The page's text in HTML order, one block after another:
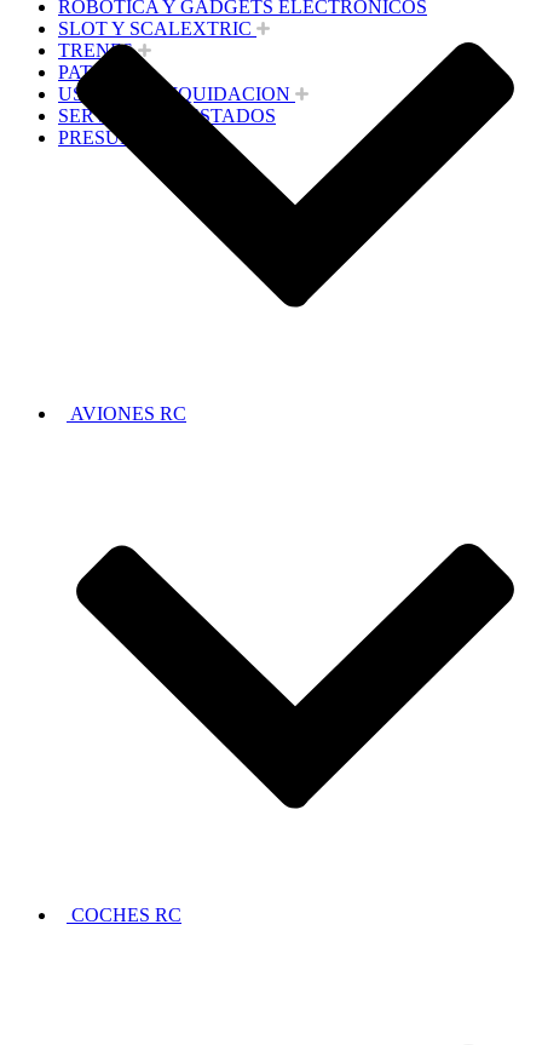
ROBOTICA Y GADGETS ELECTRÓNICOS
SLOT Y SCALEXTRIC
TRENES
PATINES
USADOS Y LIQUIDACION
SERVICIOS PRESTADOS
PRESUPUESTOS
AVIONES RC
COCHES RC